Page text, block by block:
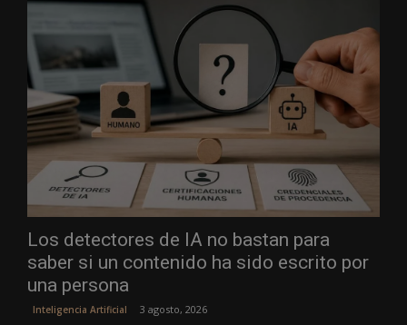
Los detectores de IA no bastan para
saber si un contenido ha sido escrito por
una persona
Inteligencia Artificial 3 agosto, 2026